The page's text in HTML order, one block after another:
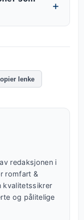
lenke
redaksjonen i
romfart &
kvalitetssikrer
og pålitelige